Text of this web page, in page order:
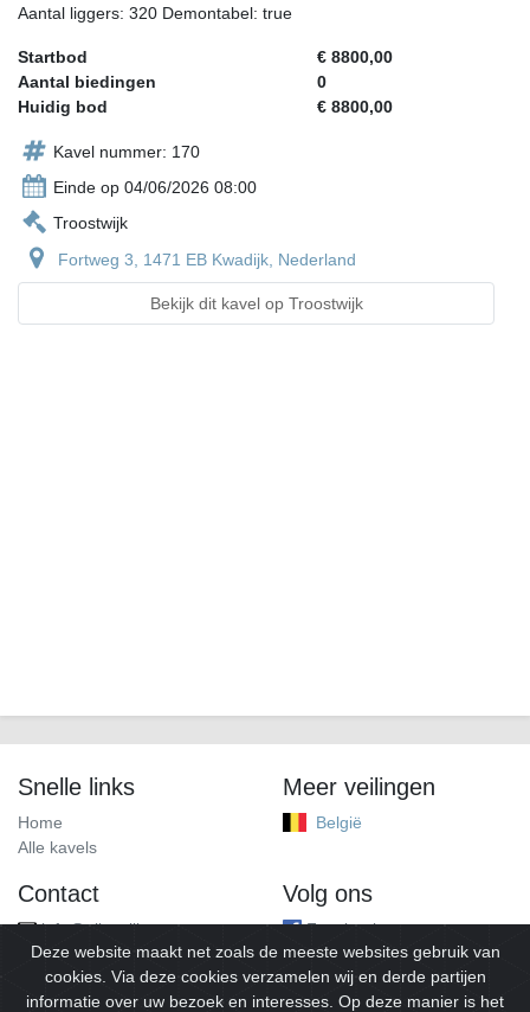
Aantal liggers: 320 Demontabel: true
Startbod
€ 8800,00
Aantal biedingen
0
Huidig bod
€ 8800,00
Kavel nummer: 170
Einde op 04/06/2026 08:00
Troostwijk
Fortweg 3, 1471 EB Kwadijk, Nederland
Bekijk dit kavel op Troostwijk
Snelle links
Home
Alle kavels
Meer veilingen
België
Contact
info@alleveilingen.net
Volg ons
Facebook
Deze website maakt net zoals de meeste websites gebruik van
cookies. Via deze cookies verzamelen wij en derde partijen
informatie over uw bezoek en interesses. Op deze manier is het